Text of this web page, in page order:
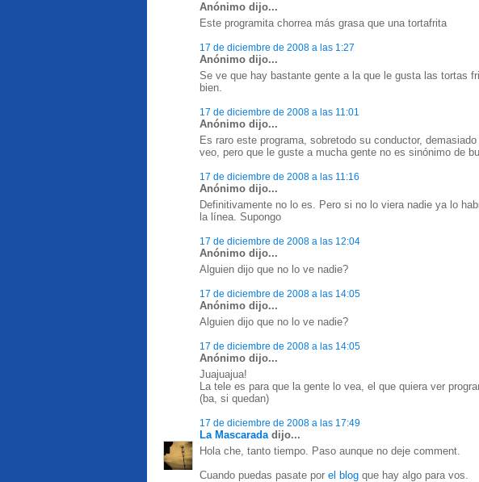
Anónimo dijo...
Este programita chorrea más grasa que una tortafrita
17 de diciembre de 2008 a las 1:27
Anónimo dijo...
Se ve que hay bastante gente a la que le gusta las tortas
bien.
17 de diciembre de 2008 a las 11:01
Anónimo dijo...
Es raro este programa, sobretodo su conductor,
veo, pero que le guste a mucha gente no es sinónimo de
17 de diciembre de 2008 a las 11:16
Anónimo dijo...
Definitivamente no lo es. Pero si no lo viera nadie ya lo
la línea. Supongo
17 de diciembre de 2008 a las 12:04
Anónimo dijo...
Alguien dijo que no lo ve nadie?
17 de diciembre de 2008 a las 14:05
Anónimo dijo...
Alguien dijo que no lo ve nadie?
17 de diciembre de 2008 a las 14:05
Anónimo dijo...
Juajuajua!
La tele es para que la gente lo vea, el que quiera ver
(ba, si quedan)
17 de diciembre de 2008 a las 17:49
La Mascaradadijo...
Hola che, tanto tiempo. Paso aunque no deje comment.
Cuando puedas pasate por el blog que hay algo para vos.